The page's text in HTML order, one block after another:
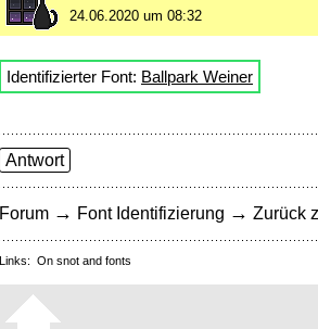
24.06.2020 um 08:32
Identifizierter Font: Ballpark Weiner
Antwort
Forum → Font Identifizierung → Zurück
Links: On snot and fonts